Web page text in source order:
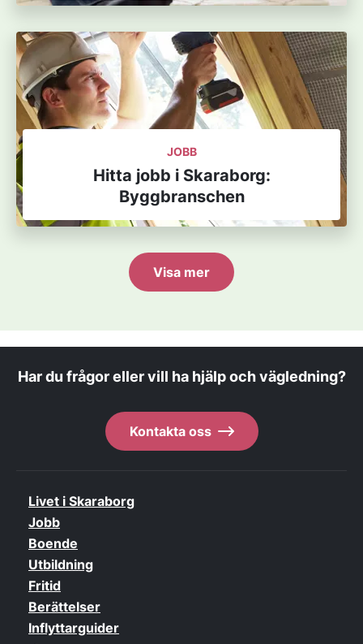
JOBB
Hitta jobb i Skaraborg:
Byggbranschen
Visa mer
Har du frågor eller vill ha hjälp och vägledning?
Kontakta oss
Livet i Skaraborg
Jobb
Boende
Utbildning
Fritid
Berättelser
Inflyttarguider